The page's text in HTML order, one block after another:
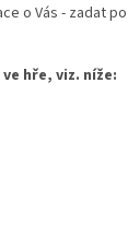
o Vás - zadat
hře, viz. níže: